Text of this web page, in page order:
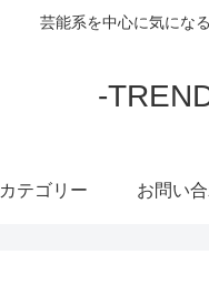
芸能系を中心に気にな
-
カテゴリー お問い